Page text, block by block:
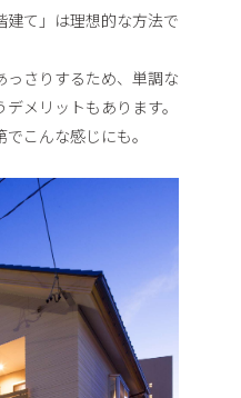
建て」は理想的な方法で
っさりするため、単調な
メリットもあります。
こんな感じにも。